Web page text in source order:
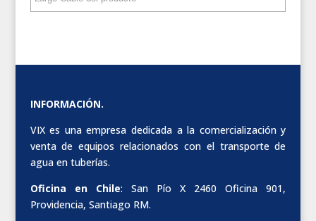
INFORMACIÓN.
VIX es una empresa dedicada a la comercialización y
venta de equipos relacionados con el transporte de
agua en tuberías.
Oficina en Chile: San Pío X 2460 Oficina 901,
Providencia, Santiago RM.